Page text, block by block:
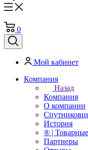
0
Мой кабинет
Компания
Назад
Компания
О компании
История
® |
Партнеры